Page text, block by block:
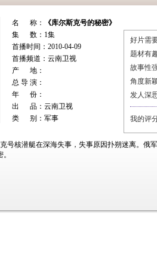
名 称：
《库尔斯克号的秘密》
集 数：1集
首播时间：2010-04-09
首播频道：云南卫视
产 地：
总 导 演：
年 份：
出 品：云南卫视
类 别：军事
号核潜艇在深海失事，失事原因扑朔迷离。俄
好片需
题材有
故事性
角度新
发人深
我的评